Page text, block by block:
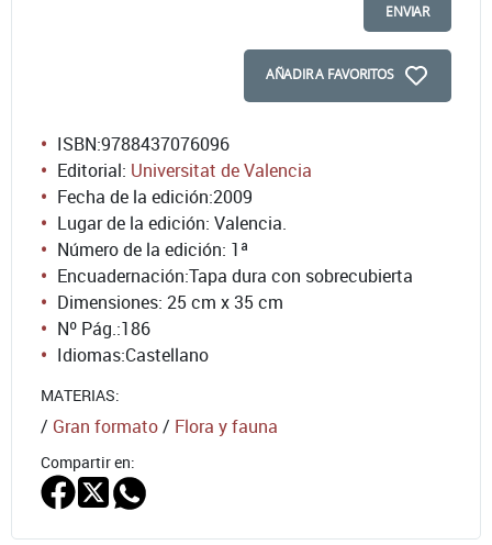
ENVIAR
AÑADIR A FAVORITOS
ISBN:9788437076096
Editorial: Universitat de Valencia
Fecha de la edición:2009
Lugar de la edición: Valencia.
Número de la edición: 1ª
Encuadernación:Tapa dura con sobrecubierta
Dimensiones: 25 cm x 35 cm
Nº Pág.:186
Idiomas:Castellano
MATERIAS:
/ Gran formato/ Flora y fauna
Compartir en: